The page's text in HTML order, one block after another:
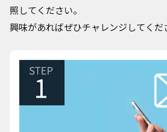
照してください。
興味があればぜひチャレンジしてくだ